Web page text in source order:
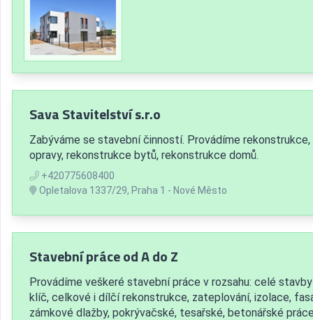
Sava Stavitelství s.r.o
Zabýváme se stavební činností. Provádíme rekonstrukce,
opravy, rekonstrukce bytů, rekonstrukce domů.
+420775608400
Opletalova 1337/29, Praha 1 - Nové Město
Stavební práce od A do Z
Provádíme veškeré stavební práce v rozsahu: celé
klíč, celkové i dílčí rekonstrukce, zateplování, izolace,
zámkové dlažby, pokrývačské, tesařské, betonářské